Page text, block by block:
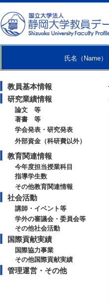
氏名（Name）
教員基本情報
研究業績情報
論文 等
著書 等
学会発表・研究発表
外部資金（科研費以外）
教育関連情報
今年度担当授業科目
指導学生数
その他教育関連情報
社会活動
講師・イベント等
学外の審議会・委員会等
その他社会活動
国際貢献実績
国際協力事業
その他国際貢献実績
管理運営・その他